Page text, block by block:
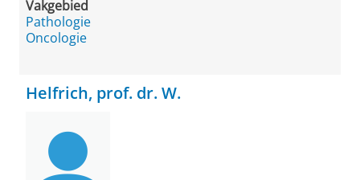
Vakgebied
Pathologie
Oncologie
Helfrich, prof. dr. W.